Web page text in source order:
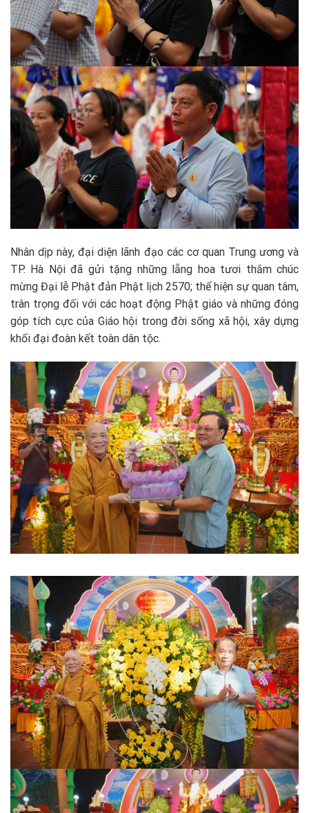
Nhân dịp này, đại diện lãnh đạo các cơ quan Trung ương và
TP. Hà Nội đã gửi tặng những lẵng hoa tươi thắm chúc
mừng Đại lễ Phật đản Phật lịch 2570; thể hiện sự quan tâm,
trân trọng đối với các hoạt động Phật giáo và những đóng
góp tích cực của Giáo hội trong đời sống xã hội, xây dựng
khối đại đoàn kết toàn dân tộc.